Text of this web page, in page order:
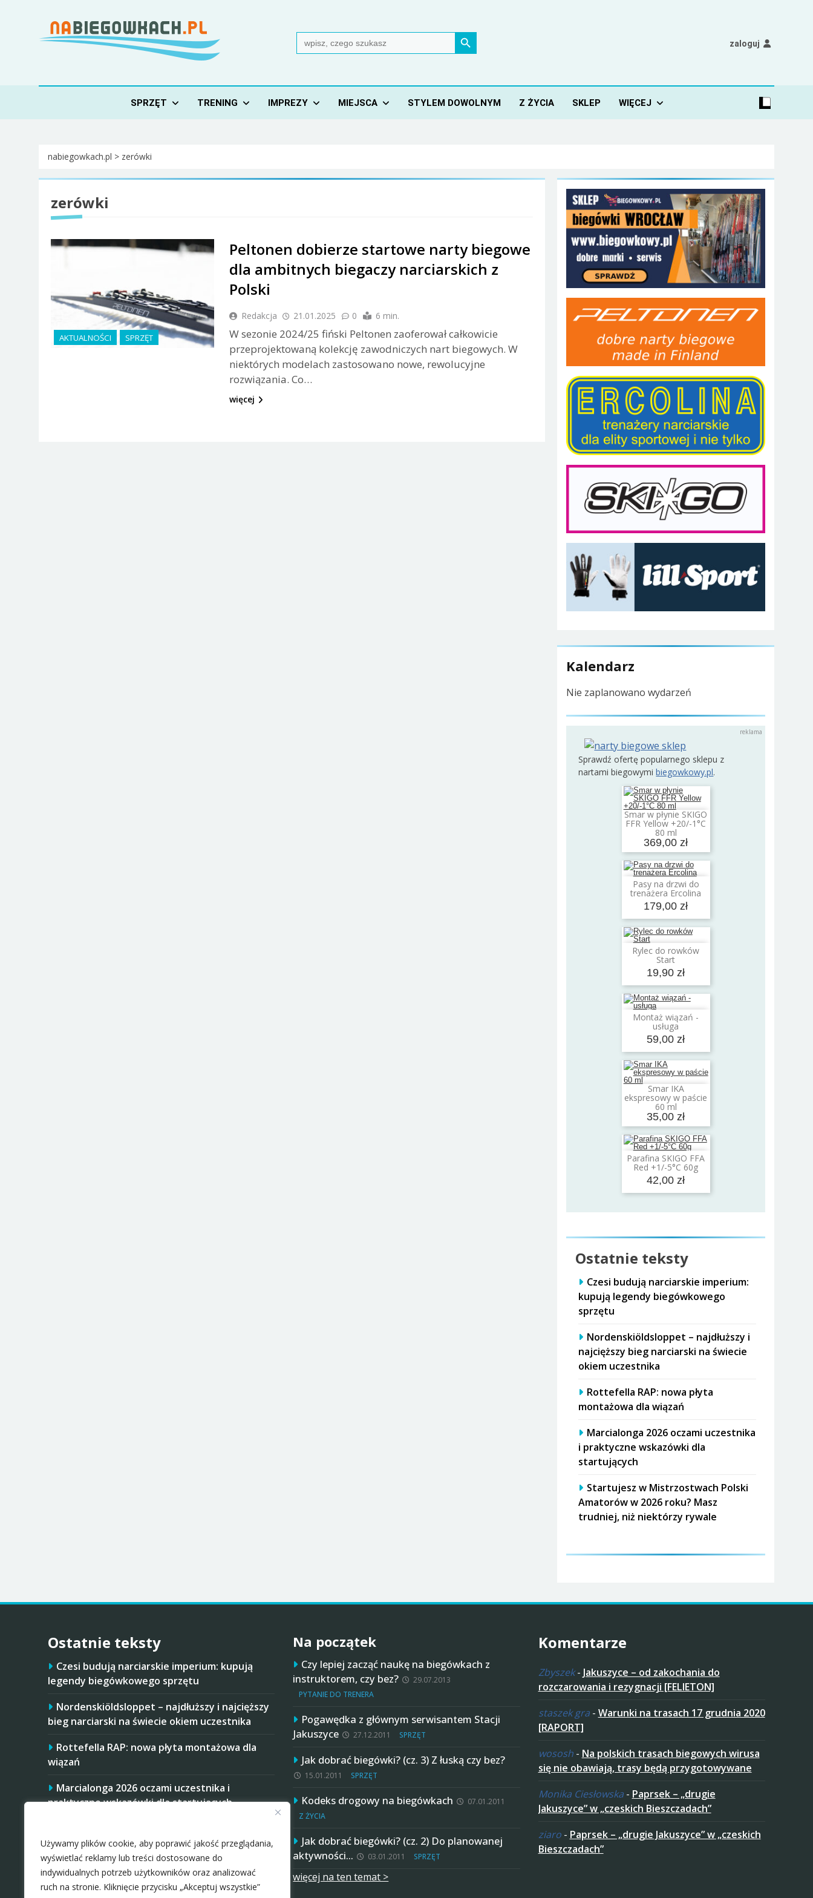
Używamy plików cookie, aby poprawić jakość przeglądania,
wyświetlać reklamy lub treści dostosowane do
indywidualnych potrzeb użytkowników oraz analizować
ruch na stronie. Kliknięcie przycisku „Akceptuj wszystkie”
Nabiegowkach.pl
Search
for:
Search Button
zaloguj
SPRZĘT TRENING IMPREZY MIEJSCA STYLEM DOWOLNYM Z ŻYCIA SKLEP WIĘCEJ
nabiegowkach.pl > zerówki
zerówki
AKTUALNOŚCI SPRZĘT
Peltonen dobierze startowe narty biegowe
dla ambitnych biegaczy narciarskich z
Polski
Redakcja 21.01.2025 0 6 min.
W sezonie 2024/25 fiński Peltonen zaoferował całkowicie
przeprojektowaną kolekcję zawodniczych nart biegowych. W
niektórych modelach zastosowano nowe, rewolucyjne
rozwiązania. Co…
więcej
Kalendarz
Nie zaplanowano wydarzeń
Sprawdź ofertę popularnego sklepu z
nartami biegowymibiegowkowy.pl.
Smar w płynie SKIGO
FFR Yellow +20/-1°C
80 ml
369,00 zł
Dodaj do koszyka
Pasy na drzwi do
trenażera Ercolina
179,00 zł
Dodaj do koszyka
Rylec do rowków
Start
19,90 zł
Dodaj do koszyka
Montaż wiązań -
usługa
59,00 zł
Dodaj do koszyka
Smar IKA
ekspresowy w paście
60 ml
35,00 zł
Dodaj do koszyka
Parafina SKIGO FFA
Red +1/-5°C 60g
42,00 zł
Dodaj do koszyka
Ostatnie teksty
Czesi budują narciarskie imperium:
kupują legendy biegówkowego
sprzętu
Nordenskiöldsloppet – najdłuższy i
najcięższy bieg narciarski na świecie
okiem uczestnika
Rottefella RAP: nowa płyta
montażowa dla wiązań
Marcialonga 2026 oczami uczestnika
i praktyczne wskazówki dla
startujących
Startujesz w Mistrzostwach Polski
Amatorów w 2026 roku? Masz
trudniej, niż niektórzy rywale
Ostatnie teksty
Czesi budują narciarskie imperium: kupują
legendy biegówkowego sprzętu
Nordenskiöldsloppet – najdłuższy i najcięższy
bieg narciarski na świecie okiem uczestnika
Rottefella RAP: nowa płyta montażowa dla
wiązań
Marcialonga 2026 oczami uczestnika i
praktyczne wskazówki dla startujących
w 2026 roku? Masz trudniej, niż niektórzy
rywale
Na początek
Czy lepiej zacząć naukę na biegówkach z
instruktorem, czy bez?
29.07.2013
PYTANIE DO TRENERA
Pogawędka z głównym serwisantem Stacji
Jakuszyce
27.12.2011 SPRZĘT
Jak dobrać biegówki? (cz. 3) Z łuską czy bez?
15.01.2011 SPRZĘT
Kodeks drogowy na biegówkach
07.01.2011
Z ŻYCIA
Jak dobrać biegówki? (cz. 2) Do planowanej
aktywności…
03.01.2011 SPRZĘT
więcej na ten temat >
Komentarze
Zbyszek- Jakuszyce – od zakochania do
rozczarowania i rezygnacji [FELIETON]
staszek gra- Warunki na trasach 17 grudnia 2020
[RAPORT]
wososh- Na polskich trasach biegowych wirusa
się nie obawiają, trasy będą przygotowywane
Monika Ciesłowska- Paprsek – „drugie
Jakuszyce” w „czeskich Bieszczadach”
ziaro- Paprsek – „drugie Jakuszyce” w „czeskich
Bieszczadach”